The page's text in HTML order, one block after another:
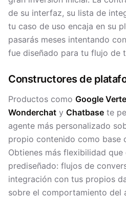
de su interfaz, su lista de
tu caso de uso encaja en su
pasarás meses intentando
fue diseñado para tu flujo de
Constructores de
Productos como Google
Wonderchat y Chatbase te
agente más personalizado
propio contenido como base
Obtienes más flexibilidad
prediseñado: flujos de
integración con tus propios
sobre el comportamiento del